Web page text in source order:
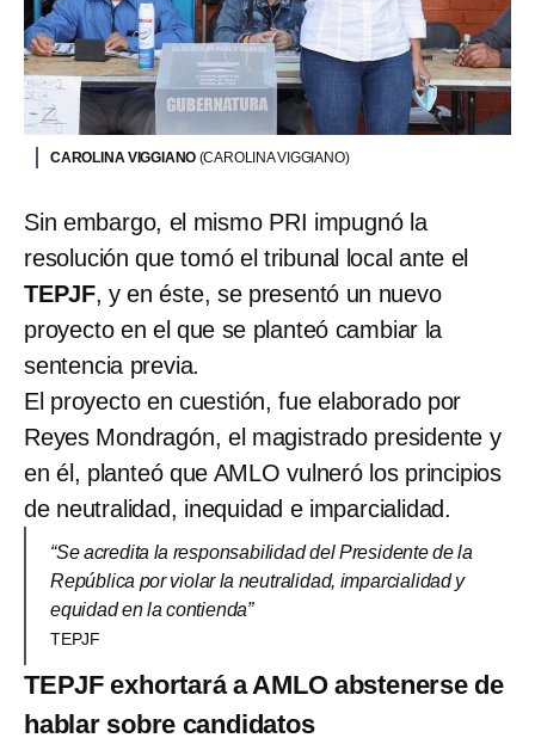
CAROLINA VIGGIANO (CAROLINA VIGGIANO)
Sin embargo, el mismo PRI impugnó la
resolución que tomó el tribunal local ante el
TEPJF, y en éste, se presentó un nuevo
proyecto en el que se planteó cambiar la
sentencia previa.
El proyecto en cuestión, fue elaborado por
Reyes Mondragón, el magistrado presidente y
en él, planteó que AMLO vulneró los principios
de neutralidad, inequidad e imparcialidad.
“Se acredita la responsabilidad del Presidente de la
República por violar la neutralidad, imparcialidad y
equidad en la contienda”
TEPJF
TEPJF exhortará a AMLO abstenerse de
hablar sobre candidatos